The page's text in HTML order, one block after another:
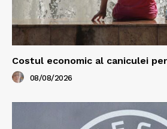
Costul economic al caniculei
08/08/2026